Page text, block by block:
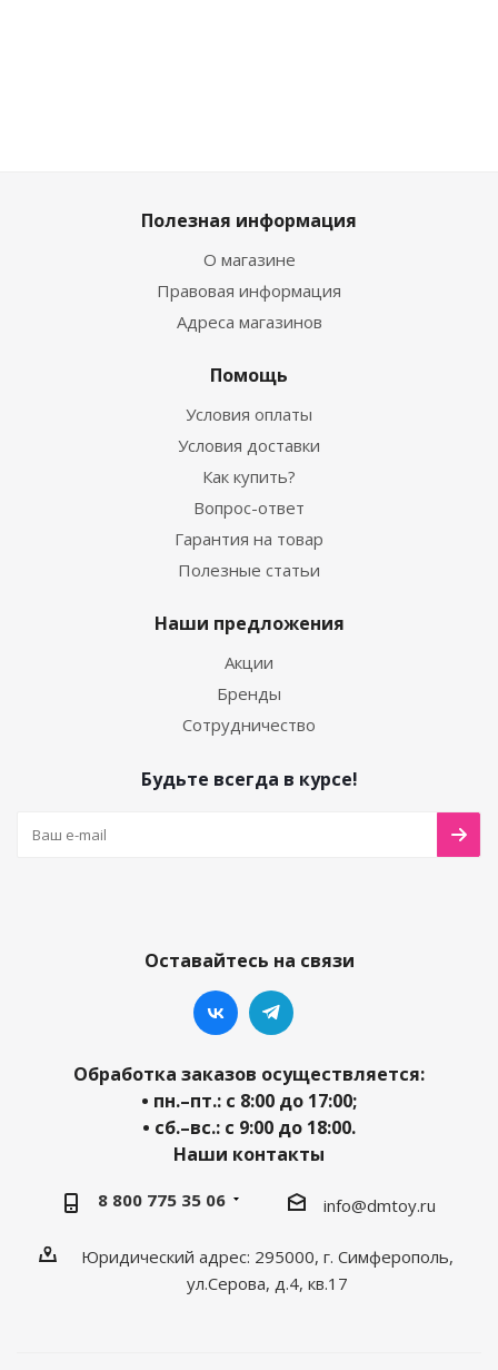
Полезная информация
О магазине
Правовая информация
Адреса магазинов
Помощь
Условия оплаты
Условия доставки
Как купить?
Вопрос-ответ
Гарантия на товар
Полезные статьи
Наши предложения
Акции
Бренды
Сотрудничество
Будьте всегда в курсе!
Оставайтесь на связи
Обработка заказов осуществляется:
• пн.–пт.: с 8:00 до 17:00;
• сб.–вс.: с 9:00 до 18:00.
Наши контакты
8 800 775 35 06 info@dmtoy.ru
Юридический адрес: 295000, г. Симферополь,
ул.Серова, д.4, кв.17